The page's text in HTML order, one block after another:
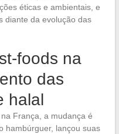
éticas e ambientais, e
diante da evolução das
foods na
das
halal
França, a mudança é
hambúrguer, lançou suas